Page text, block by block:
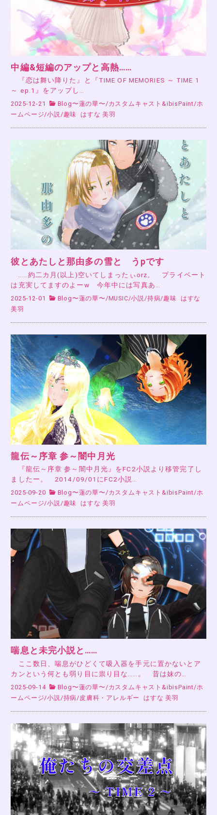
中編&短編のアップと高熱……
『恋は舞い降りた』と『TIME OF MEMORIES ～ TIME 1
～ ep.1』をアップし…
2025-12-21 Blog〜蓮の華〜/カスタムキャスト&ibisPaint/ホ
ームページ/小説/趣味 はすな 美羽
彼とあたしと那由多の雪と うpです
……約二カ月(以上)空いてしまったぃorz。 プライベート
は充実してますのよーw 今年中には写真あ…
2025-12-01 Blog〜蓮の華〜 /MUSIC/小説 /持病/趣味
はすな
美羽
龍伝～序章 参～闇中月光
『龍伝～序章 参～闇中月光』をFC2小説より移管完了し
ましたー。 2014/09/01にFC2小説…
2025-09-20 Blog〜蓮の華〜/カスタムキャスト&ibisPaint/ホ
ームページ/小説/趣味 はすな 美羽
喘息と未完小説と……
ここ数日、喘息がひどくて吸入器を手元に置かないとア
カンという何とも弱り目に祟り目な……。 昔は妹の…
2025-09-14 Blog〜蓮の華〜/カスタムキャスト&ibisPaint/ホ
ームページ/小説/持病/皮膚科・アレルギー はすな 美羽